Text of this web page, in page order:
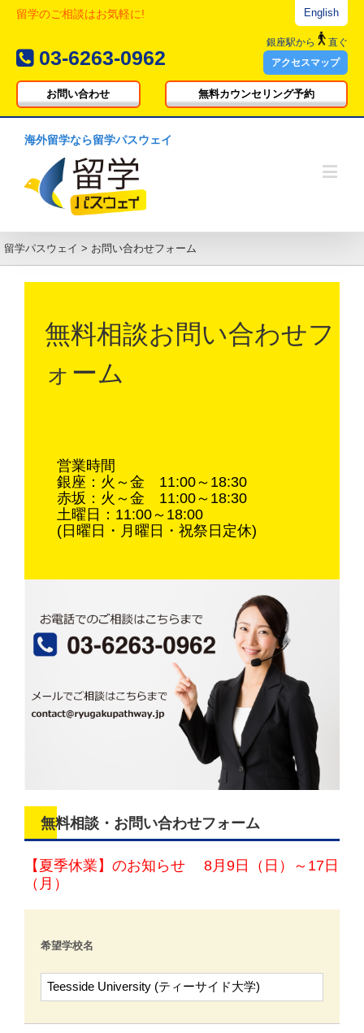
留学のご相談はお気軽に!
03-6263-0962
English
銀座駅から
直ぐ
アクセスマップ
お問い合わせ 無料カウンセリング予約
海外留学なら留学パスウェイ
留学パスウェイ > お問い合わせフォーム
無料相談お問い合わせフ
ォーム
営業時間
銀座：火～金 11:00～18:30
赤坂：火～金 11:00～18:30
土曜日：11:00～18:00
(日曜日・月曜日・祝祭日定休)
無料相談・お問い合わせフォーム
【夏季休業】のお知らせ 8月9日（日）～17日
（月）
希望学校名